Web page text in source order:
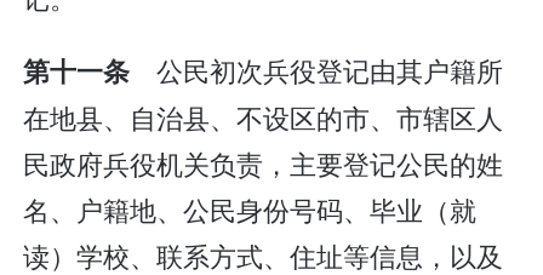
第十一条公民初次兵役登记由其户籍所
在地县、自治县、不设区的市、市辖区人
民政府兵役机关负责，主要登记公民的姓
名、户籍地、公民身份号码、毕业（就
读）学校、联系方式、住址等信息，以及